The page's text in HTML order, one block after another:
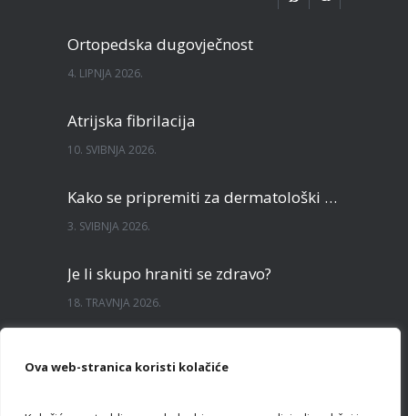
Ova web-stranica koristi kolačiće
Ortopedska dugovječnost
4. LIPNJA 2026.
Atrijska fibrilacija
10. SVIBNJA 2026.
Kako se pripremiti za dermatološki pregled?
3. SVIBNJA 2026.
Je li skupo hraniti se zdravo?
18. TRAVNJA 2026.